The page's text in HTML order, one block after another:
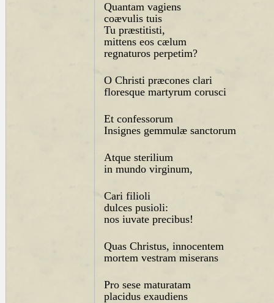
Quantam vagiens
coævulis tuis
Tu præstitisti,
mittens eos cælum
regnaturos perpetim?
O Christi præcones clari
floresque martyrum corusci
Et confessorum
Insignes gemmulæ sanctorum
Atque sterilium
in mundo virginum,
Cari filioli
dulces pusioli:
nos iuvate precibus!
Quas Christus, innocentem
mortem vestram miserans
Pro sese maturatam
placidus exaudiens